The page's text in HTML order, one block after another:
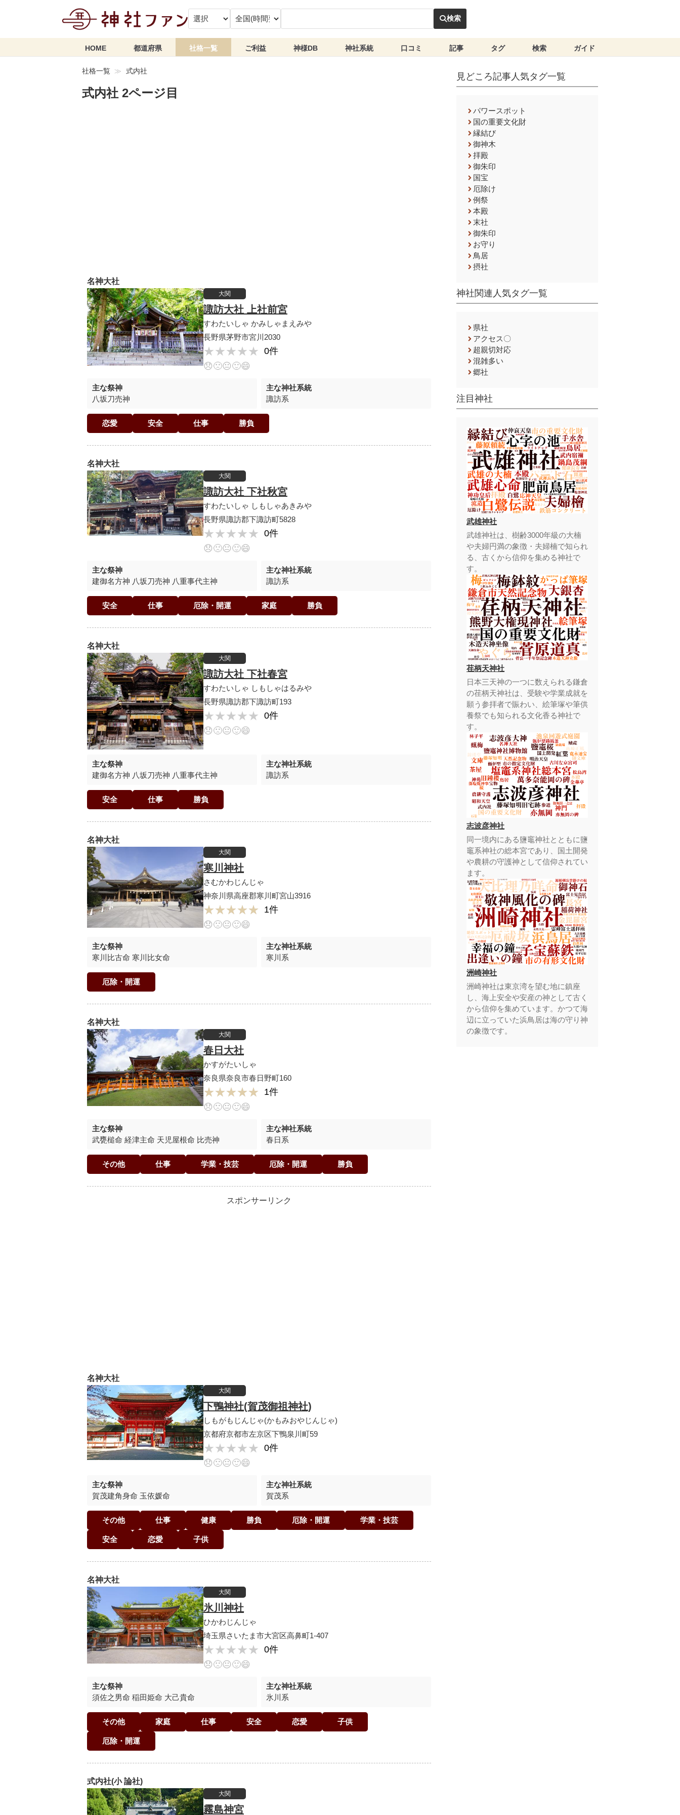
検索
HOME 都道府県 社格一覧 ご利益 神様DB 神社系統 口コミ 記事 タグ 検索 ガイド
社格一覧 式内社
式内社 2ページ目
名神大社
大関
諏訪大社 上社前宮
すわたいしゃ かみしゃまえみや
長野県茅野市宮川2030
★★★★★
★★★★★ 0件
😞🙁😐🙂😄
主な祭神
八坂刀売神
主な神社系統
諏訪系
恋愛 安全 仕事 勝負
名神大社
大関
諏訪大社 下社秋宮
すわたいしゃ しもしゃあきみや
長野県諏訪郡下諏訪町5828
★★★★★
★★★★★ 0件
😞🙁😐🙂😄
主な祭神
建御名方神 八坂刀売神 八重事代主神
主な神社系統
諏訪系
安全 仕事 厄除・開運 家庭 勝負
名神大社
大関
諏訪大社 下社春宮
すわたいしゃ しもしゃはるみや
長野県諏訪郡下諏訪町193
★★★★★
★★★★★ 0件
😞🙁😐🙂😄
主な祭神
建御名方神 八坂刀売神 八重事代主神
主な神社系統
諏訪系
安全 仕事 勝負
名神大社
大関
寒川神社
さむかわじんじゃ
神奈川県高座郡寒川町宮山3916
★★★★★
★★★★★
1件
😞🙁😐🙂😄
主な祭神
寒川比古命 寒川比女命
主な神社系統
寒川系
厄除・開運
名神大社
大関
春日大社
かすがたいしゃ
奈良県奈良市春日野町160
★★★★★
★★★★★
1件
😞🙁😐🙂😄
主な祭神
武甕槌命 経津主命 天児屋根命 比売神
主な神社系統
春日系
その他 仕事 学業・技芸 厄除・開運 勝負
スポンサーリンク
名神大社
大関
下鴨神社(賀茂御祖神社)
しもがもじんじゃ(かもみおやじんじゃ)
京都府京都市左京区下鴨泉川町59
★★★★★
★★★★★ 0件
😞🙁😐🙂😄
主な祭神
賀茂建角身命 玉依媛命
主な神社系統
賀茂系
その他 仕事 健康 勝負 厄除・開運 学業・技芸
安全 恋愛 子供
名神大社
大関
氷川神社
ひかわじんじゃ
埼玉県さいたま市大宮区高鼻町1-407
★★★★★
★★★★★ 0件
😞🙁😐🙂😄
主な祭神
須佐之男命 稲田姫命 大己貴命
主な神社系統
氷川系
その他 家庭 仕事 安全 恋愛 子供
厄除・開運
式内社(小 論社)
大関
霧島神宮
見どころ記事人気タグ一覧
パワースポット
国の重要文化財
縁結び
御神木
拝殿
御朱印
国宝
厄除け
例祭
本殿
末社
御朱印
お守り
鳥居
摂社
神社関連人気タグ一覧
県社
アクセス〇
超親切対応
混雑多い
郷社
注目神社
武雄神社
武雄神社は、樹齢3000年級の大楠
や夫婦円満の象徴・夫婦楠で知られ
る、古くから信仰を集める神社で
す。
荏柄天神社
日本三天神の一つに数えられる鎌倉
の荏柄天神社は、受験や学業成就を
願う参拝者で賑わい、絵筆塚や筆供
養祭でも知られる文化香る神社で
す。
志波彦神社
同一境内にある鹽竈神社とともに鹽
竈系神社の総本宮であり、国土開発
や農耕の守護神として信仰されてい
ます。
洲崎神社
洲崎神社は東京湾を望む地に鎮座
し、海上安全や安産の神として古く
から信仰を集めています。かつて海
辺に立っていた浜鳥居は海の守り神
の象徴です。